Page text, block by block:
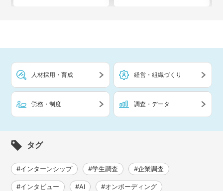
人材採用・育成 経営・組織づくり
労務・制度 調査・データ
タグ
#インターンシップ #学生調査 #企業調査
#インタビュー #AI #オンボーディング